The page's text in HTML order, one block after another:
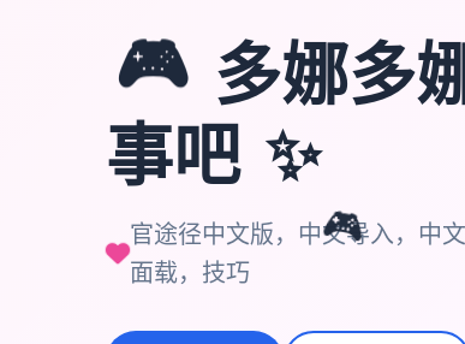
🎮
🎮 多娜多
事吧 ✨
官途径中文版，中文导入，中
面载，技巧